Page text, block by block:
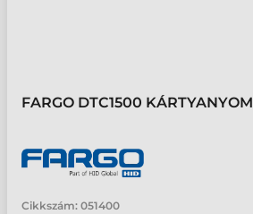
FARGO DTC1500
Cikkszám: 051400